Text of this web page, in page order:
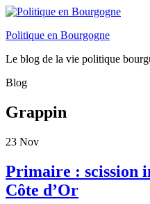
Politique en Bourgogne
Le blog de la vie politique
Blog
Grappin
23 Nov
Primaire : scission
Côte d’Or